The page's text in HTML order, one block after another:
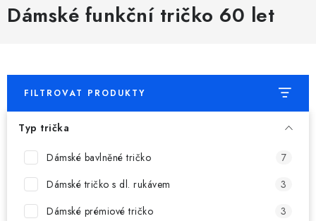
PRO DĚTI
VLASTNÍ MOTIV
TRIČKA
MIKINY
Dámské funkční tričko 60 let
FILTROVAT PRODUKTY
Typ trička
Dámské bavlněné tričko
7
Dámské tričko s dl. rukávem
3
Dámské prémiové tričko
3